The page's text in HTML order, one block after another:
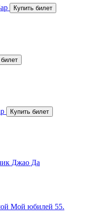
Джао Да
Мой юбилей 55.